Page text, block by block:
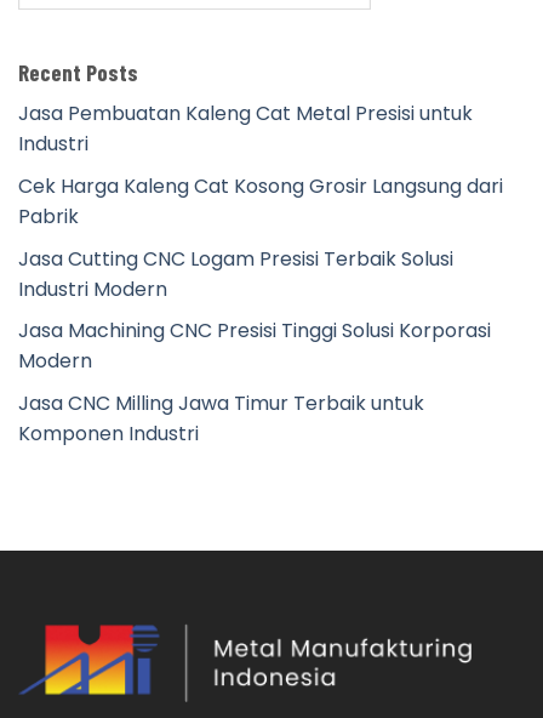
Recent Posts
Jasa Pembuatan Kaleng Cat Metal Presisi untuk
Industri
Cek Harga Kaleng Cat Kosong Grosir Langsung dari
Pabrik
Jasa Cutting CNC Logam Presisi Terbaik Solusi
Industri Modern
Jasa Machining CNC Presisi Tinggi Solusi Korporasi
Modern
Jasa CNC Milling Jawa Timur Terbaik untuk
Komponen Industri